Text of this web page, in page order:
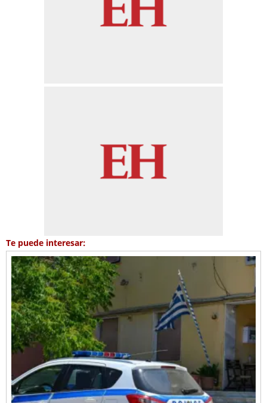
Te puede interesar: